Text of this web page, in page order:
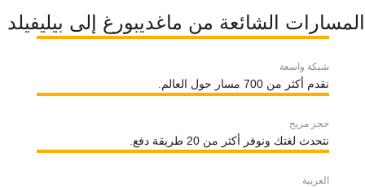
المسارات الشائعة من ماغديبورغ إلى بيليفيلد
شبكة واسعة
نقدم أكثر من 700 مسار حول العالم.
حجز مريح
نتحدث لغتك ونوفر أكثر من 20 طريقة دفع.
العربية